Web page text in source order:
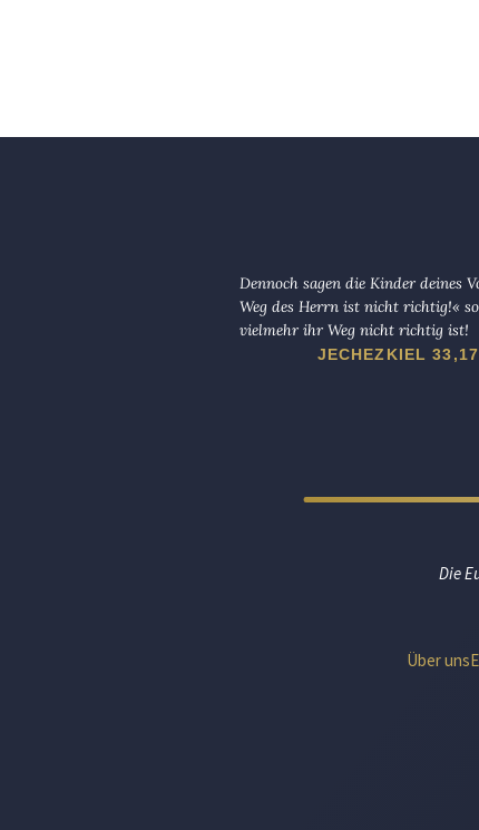
Dennoch sagen die Kinder deines
Weg des Herrn ist nicht richtig!«
vielmehr ihr Weg nicht richtig ist!
JECHEZKIEL 33,17
Die
Über uns